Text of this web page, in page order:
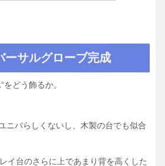
ーサルグローブ完成
“をどう飾るか。
ニバらしくないし、木製の台でも似合
イ台のさらに上であまり背を高くした